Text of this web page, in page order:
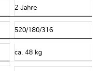
2 Jahre
520/180/316
ca. 48 kg